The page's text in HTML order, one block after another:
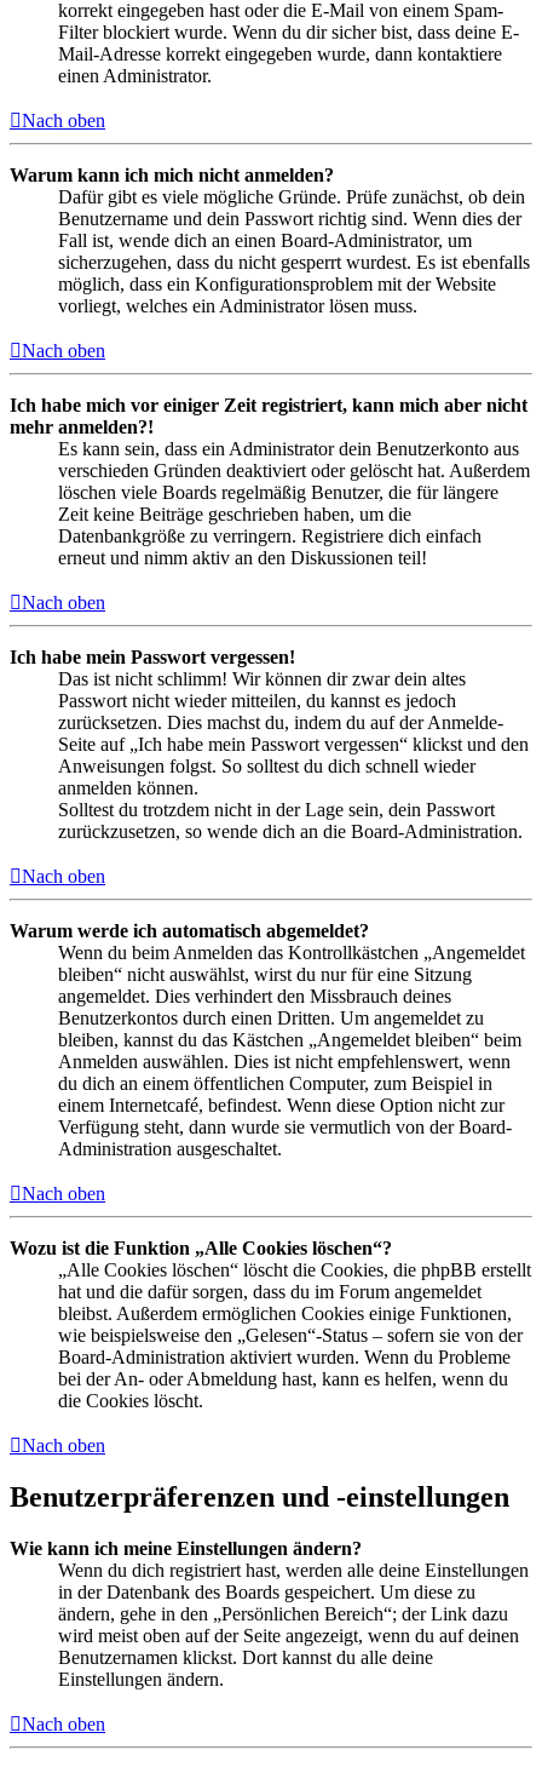
korrekt eingegeben hast oder die E-Mail von einem Spam-
Filter blockiert wurde. Wenn du dir sicher bist, dass deine E-
Mail-Adresse korrekt eingegeben wurde, dann kontaktiere
einen Administrator.
Nach oben
Warum kann ich mich nicht anmelden?
Dafür gibt es viele mögliche Gründe. Prüfe zunächst, ob dein
Benutzername und dein Passwort richtig sind. Wenn dies der
Fall ist, wende dich an einen Board-Administrator, um
sicherzugehen, dass du nicht gesperrt wurdest. Es ist ebenfalls
möglich, dass ein Konfigurationsproblem mit der Website
vorliegt, welches ein Administrator lösen muss.
Nach oben
Ich habe mich vor einiger Zeit registriert, kann mich aber nicht
mehr anmelden?!
Es kann sein, dass ein Administrator dein Benutzerkonto aus
verschieden Gründen deaktiviert oder gelöscht hat. Außerdem
löschen viele Boards regelmäßig Benutzer, die für längere
Zeit keine Beiträge geschrieben haben, um die
Datenbankgröße zu verringern. Registriere dich einfach
erneut und nimm aktiv an den Diskussionen teil!
Nach oben
Ich habe mein Passwort vergessen!
Das ist nicht schlimm! Wir können dir zwar dein altes
Passwort nicht wieder mitteilen, du kannst es jedoch
zurücksetzen. Dies machst du, indem du auf der Anmelde-
Seite auf „Ich habe mein Passwort vergessen“ klickst und den
Anweisungen folgst. So solltest du dich schnell wieder
anmelden können.
Solltest du trotzdem nicht in der Lage sein, dein Passwort
zurückzusetzen, so wende dich an die Board-Administration.
Nach oben
Warum werde ich automatisch abgemeldet?
Wenn du beim Anmelden das Kontrollkästchen „Angemeldet
bleiben“ nicht auswählst, wirst du nur für eine Sitzung
angemeldet. Dies verhindert den Missbrauch deines
Benutzerkontos durch einen Dritten. Um angemeldet zu
bleiben, kannst du das Kästchen „Angemeldet bleiben“ beim
Anmelden auswählen. Dies ist nicht empfehlenswert, wenn
du dich an einem öffentlichen Computer, zum Beispiel in
einem Internetcafé, befindest. Wenn diese Option nicht zur
Verfügung steht, dann wurde sie vermutlich von der Board-
Administration ausgeschaltet.
Nach oben
Wozu ist die Funktion „Alle Cookies löschen“?
„Alle Cookies löschen“ löscht die Cookies, die phpBB erstellt
hat und die dafür sorgen, dass du im Forum angemeldet
bleibst. Außerdem ermöglichen Cookies einige Funktionen,
wie beispielsweise den „Gelesen“-Status – sofern sie von der
Board-Administration aktiviert wurden. Wenn du Probleme
bei der An- oder Abmeldung hast, kann es helfen, wenn du
die Cookies löscht.
Nach oben
Benutzerpräferenzen und -einstellungen
Wie kann ich meine Einstellungen ändern?
Wenn du dich registriert hast, werden alle deine Einstellungen
in der Datenbank des Boards gespeichert. Um diese zu
ändern, gehe in den „Persönlichen Bereich“; der Link dazu
wird meist oben auf der Seite angezeigt, wenn du auf deinen
Benutzernamen klickst. Dort kannst du alle deine
Einstellungen ändern.
Nach oben